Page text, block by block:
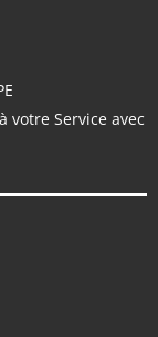
votre Service avec